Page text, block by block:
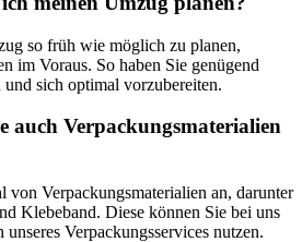
so früh wie möglich zu planen,
im Voraus. So haben Sie genügend
sich optimal vorzubereiten.
auch Verpackungsmaterialien
von Verpackungsmaterialien an, darunter
Klebeband. Diese können Sie bei uns
Verpackungsservices nutzen.